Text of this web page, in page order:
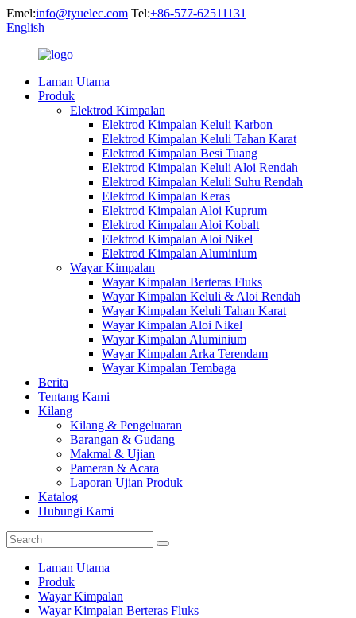
Emel:info@tyuelec.com Tel:+86-577-62511131
English
Laman Utama
Produk
Elektrod Kimpalan
Elektrod Kimpalan Keluli Karbon
Elektrod Kimpalan Keluli Tahan Karat
Elektrod Kimpalan Besi Tuang
Elektrod Kimpalan Keluli Aloi Rendah
Elektrod Kimpalan Keluli Suhu Rendah
Elektrod Kimpalan Keras
Elektrod Kimpalan Aloi Kuprum
Elektrod Kimpalan Aloi Kobalt
Elektrod Kimpalan Aloi Nikel
Elektrod Kimpalan Aluminium
Wayar Kimpalan
Wayar Kimpalan Berteras Fluks
Wayar Kimpalan Keluli & Aloi Rendah
Wayar Kimpalan Keluli Tahan Karat
Wayar Kimpalan Aloi Nikel
Wayar Kimpalan Aluminium
Wayar Kimpalan Arka Terendam
Wayar Kimpalan Tembaga
Berita
Tentang Kami
Kilang
Kilang & Pengeluaran
Barangan & Gudang
Makmal & Ujian
Pameran & Acara
Laporan Ujian Produk
Katalog
Hubungi Kami
Laman Utama
Produk
Wayar Kimpalan
Wayar Kimpalan Berteras Fluks